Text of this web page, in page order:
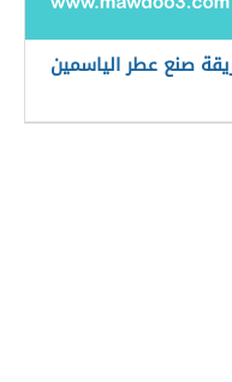
صنع عطر الياسمين